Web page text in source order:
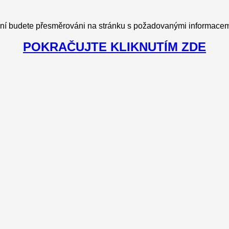
budete přesměrováni na stránku s požadovanými
POKRAČUJTE KLIKNUTÍM ZDE